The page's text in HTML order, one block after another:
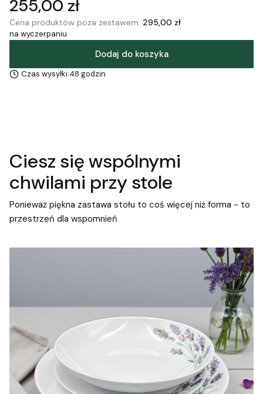
Cena
255,00 zł
Cena produktów poza zestawem: 295,00 zł
na wyczerpaniu
Dodaj do koszyka
Czas wysyłki:48 godzin
Ciesz się wspólnymi
chwilami przy stole
Ponieważ piękna zastawa stołu to coś więcej niż forma - to
przestrzeń dla wspomnień